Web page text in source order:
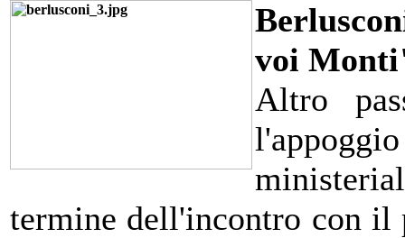
voi
Altro
termine dell'incontro con il